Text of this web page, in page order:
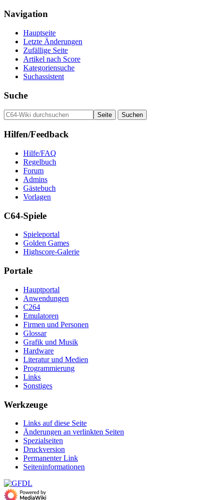
Navigation
Hauptseite
Letzte Änderungen
Zufällige Seite
Artikel nach Score
Kategoriensuche
Suchassistent
Suche
Hilfen/Feedback
Hilfe/FAQ
Regelbuch
Forum
Admins
Gästebuch
Vorlagen
C64-Spiele
Spieleportal
Golden Games
Highscore-Galerie
Portale
Hauptportal
Anwendungen
C264
Emulatoren
Firmen und Personen
Glossar
Grafik und Musik
Hardware
Literatur und Medien
Programmierung
Links
Sonstiges
Werkzeuge
Links auf diese Seite
Änderungen an verlinkten Seiten
Spezialseiten
Druckversion
Permanenter Link
Seiten­­informationen